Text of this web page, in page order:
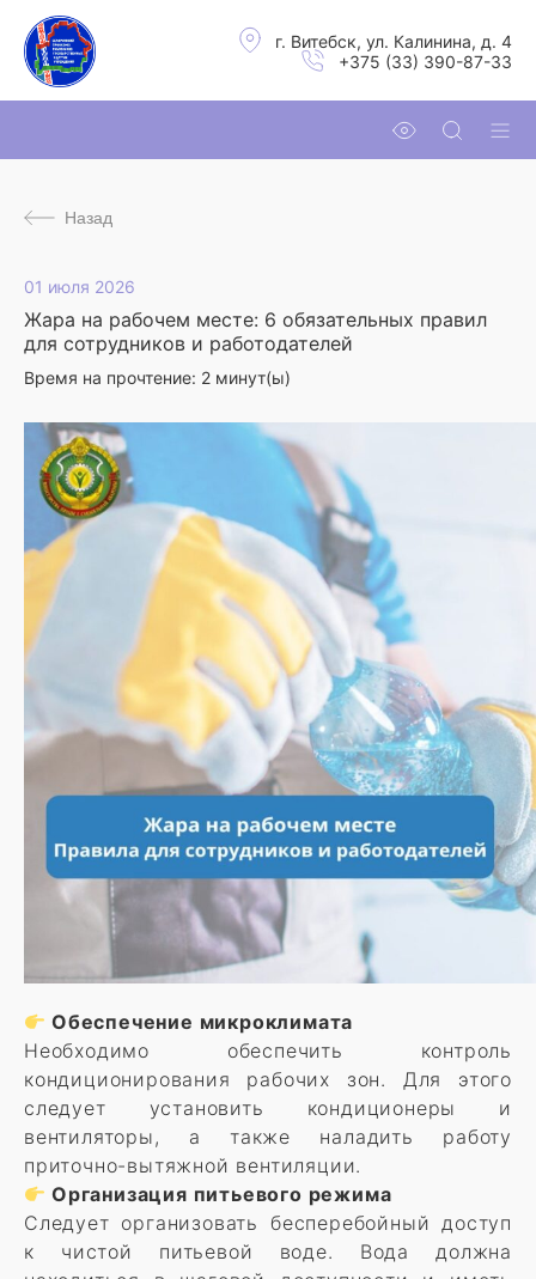
г. Витебск, ул. Калинина, д. 4
+375 (33) 390-87-33
Назад
01 июля 2026
Жара на рабочем месте: 6 обязательных правил
для сотрудников и работодателей
Время на прочтение: 2 минут(ы)
Обеспечение микроклимата
Необходимо обеспечить контроль
кондиционирования рабочих зон. Для этого
следует установить кондиционеры и
вентиляторы, а также наладить работу
приточно-вытяжной вентиляции.
Организация питьевого режима
Следует организовать бесперебойный доступ
к чистой питьевой воде. Вода должна